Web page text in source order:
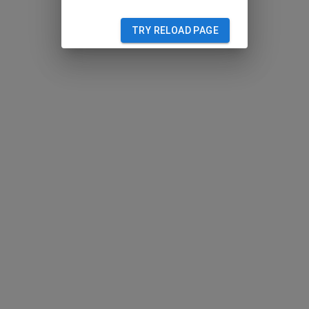
TRY RELOAD PAGE